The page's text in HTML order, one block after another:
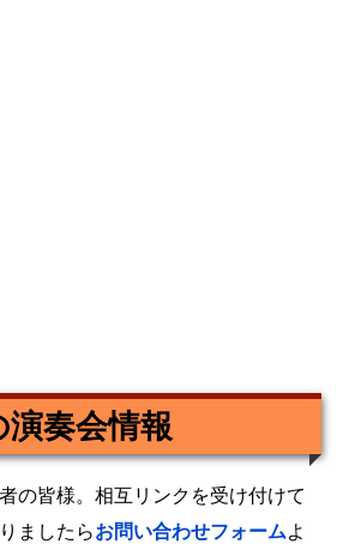
奏会情報
の皆様。相互リンクを受け付けて
ましたらお問い合わせフォームよ